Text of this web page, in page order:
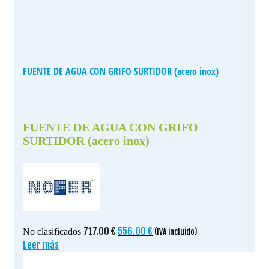
FUENTE DE AGUA CON GRIFO SURTIDOR (acero inox)
FUENTE DE AGUA CON GRIFO
SURTIDOR (acero inox)
No clasificados 717.00€ El
556.00 € El
(IVA incluido)
Leer más